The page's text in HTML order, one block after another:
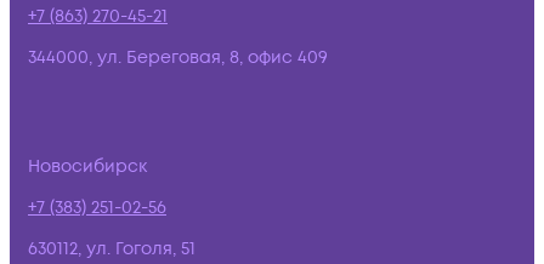
+7 (863) 270-45-21
344000, ул. Береговая, 8, офис 409
Новосибирск
+7 (383) 251-02-56
630112, ул. Гоголя, 51